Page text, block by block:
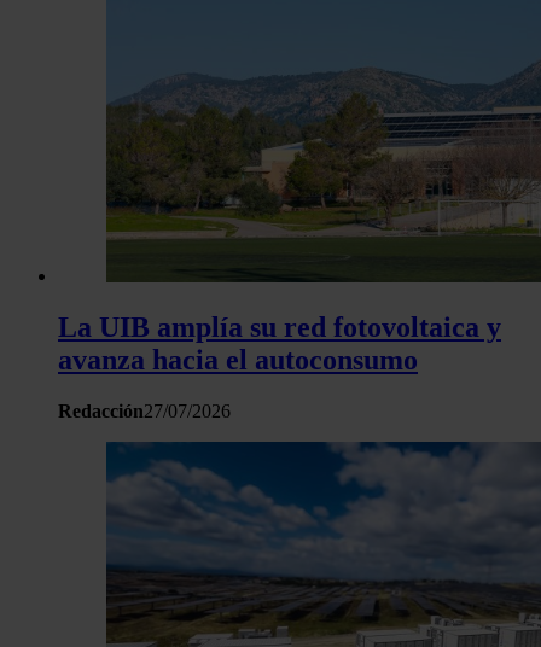
La UIB amplía su red fotovoltaica y
avanza hacia el autoconsumo
Redacción27/07/2026